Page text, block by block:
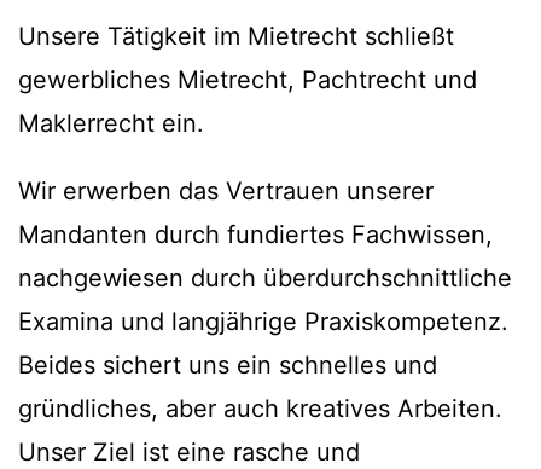
Unsere Tätigkeit im Mietrecht schließt
gewerbliches Mietrecht, Pachtrecht und
Maklerrecht ein.
Wir erwerben das Vertrauen unserer
Mandanten durch fundiertes Fachwissen,
nachgewiesen durch überdurchschnittliche
Examina und langjährige Praxiskompetenz.
Beides sichert uns ein schnelles und
gründliches, aber auch kreatives Arbeiten.
Unser Ziel ist eine rasche und